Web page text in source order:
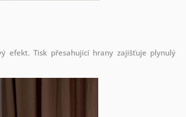
efekt. Tisk přesahující hrany zajišťuje plynulý